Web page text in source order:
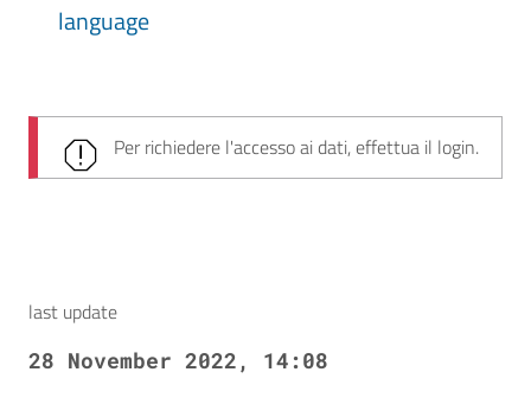
language
Per richiedere l'accesso ai dati, effettua il login.
last update
28 November 2022, 14:08